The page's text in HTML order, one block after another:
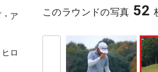
ア
ロ
このラウンドの写真 52